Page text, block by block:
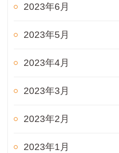
2023年6月
2023年5月
2023年4月
2023年3月
2023年2月
2023年1月